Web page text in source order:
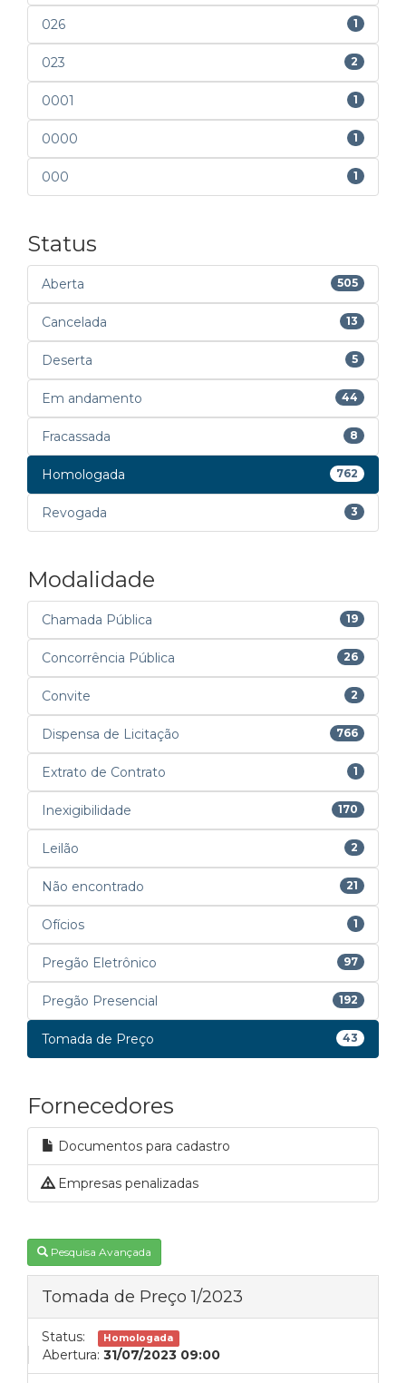
026 1
023 2
0001 1
0000 1
000 1
Status
Aberta 505
Cancelada 13
Deserta 5
Em andamento 44
Fracassada 8
Homologada 762
Revogada 3
Modalidade
Chamada Pública 19
Concorrência Pública 26
Convite 2
Dispensa de Licitação 766
Extrato de Contrato 1
Inexigibilidade 170
Leilão 2
Não encontrado 21
Ofícios 1
Pregão Eletrônico 97
Pregão Presencial 192
Tomada de Preço 43
Fornecedores
Documentos para cadastro
Empresas penalizadas
Pesquisa Avançada
Tomada de Preço 1/2023
Status: Homologada
Abertura: 31/07/2023 09:00